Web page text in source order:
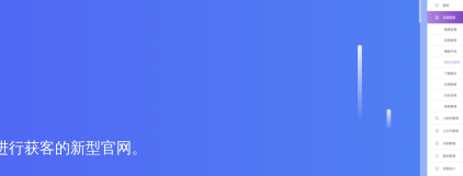
获客的新型官网。